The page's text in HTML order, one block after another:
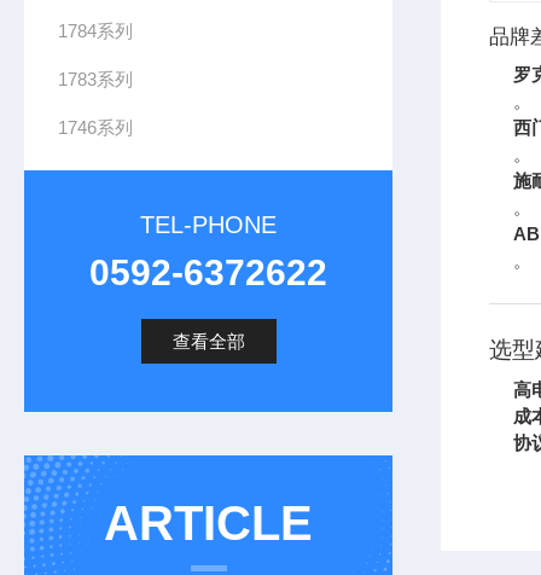
1784系列
1783系列
1746系列
TEL-PHONE
0592-6372622
查看全部
ARTICLE
品牌
罗
。
西
。
施
。
。
选型
高
成
协